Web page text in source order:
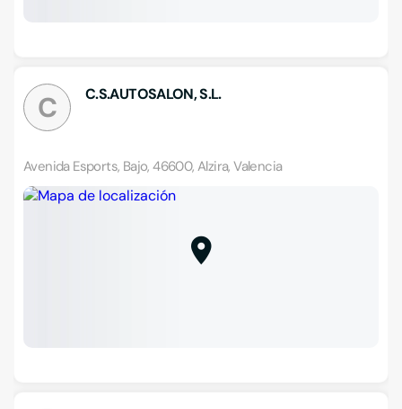
C C.S.AUTOSALON, S.L.
Avenida Esports, Bajo, 46600, Alzira, Valencia